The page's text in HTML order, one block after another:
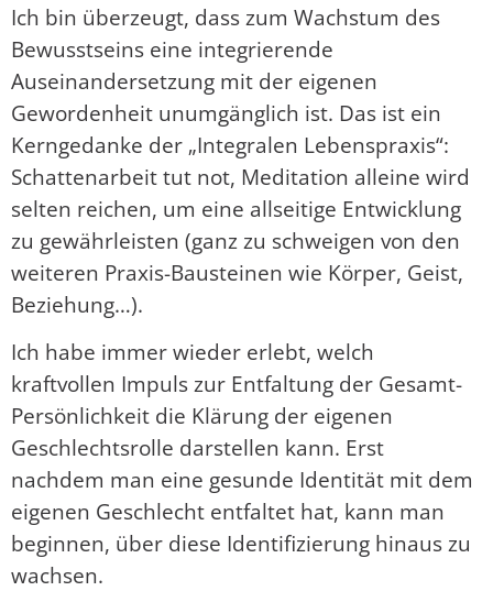
Ich bin überzeugt, dass zum Wachstum des
Bewusstseins eine integrierende
Auseinandersetzung mit der eigenen
Gewordenheit unumgänglich ist. Das ist ein
Kerngedanke der „Integralen Lebenspraxis“:
Schattenarbeit tut not, Meditation alleine wird
selten reichen, um eine allseitige Entwicklung
zu gewährleisten (ganz zu schweigen von den
weiteren Praxis-Bausteinen wie Körper, Geist,
Beziehung…).
Ich habe immer wieder erlebt, welch
kraftvollen Impuls zur Entfaltung der Gesamt-
Persönlichkeit die Klärung der eigenen
Geschlechtsrolle darstellen kann. Erst
nachdem man eine gesunde Identität mit dem
eigenen Geschlecht entfaltet hat, kann man
beginnen, über diese Identifizierung hinaus zu
wachsen.